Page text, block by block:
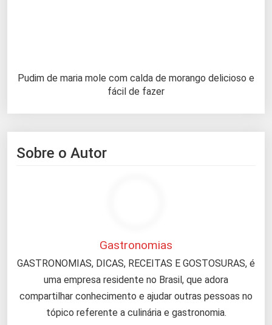
Pudim de maria mole com calda de morango delicioso e
fácil de fazer
Sobre o Autor
Gastronomias
GASTRONOMIAS, DICAS, RECEITAS E GOSTOSURAS, é
uma empresa residente no Brasil, que adora
compartilhar conhecimento e ajudar outras pessoas no
tópico referente a culinária e gastronomia.